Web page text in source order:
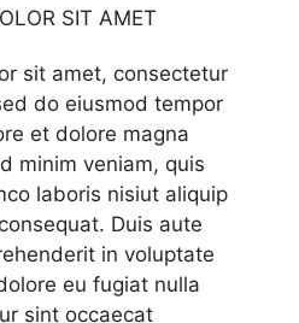
SIT AMET
sit amet, consectetur
do eiusmod tempor
et dolore magna
minim veniam, quis
laboris nisiut aliquip
Duis aute
in voluptate
eu fugiat nulla
sint occaecat